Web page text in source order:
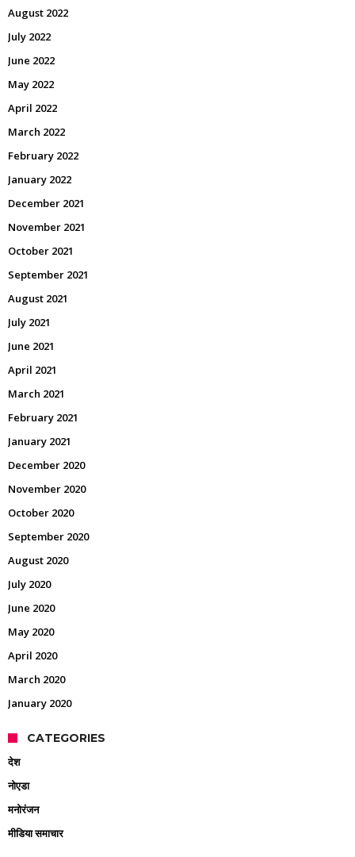
August 2022
July 2022
June 2022
May 2022
April 2022
March 2022
February 2022
January 2022
December 2021
November 2021
October 2021
September 2021
August 2021
July 2021
June 2021
April 2021
March 2021
February 2021
January 2021
December 2020
November 2020
October 2020
September 2020
August 2020
July 2020
June 2020
May 2020
April 2020
March 2020
January 2020
CATEGORIES
देश
नोएडा
मनोरंजन
मीडिया समाचार